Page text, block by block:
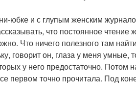
юбке и с глупым женским
что постоянное чтение
Что ничего полезного там
говорит он, глаза у меня умные,
у него предостаточно. Потом
первом точно прочитала. Под